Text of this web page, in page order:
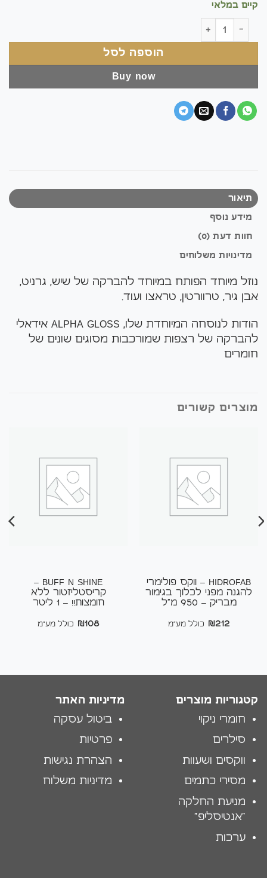
קיים במלאי
כמות של ALFA GLOSS - נוזל מיוחד לתחזוקה של משטחים המטופלים בקריסטליזטורים - 1 ליטר
הוספה לסל
Buy now
תיאור
מידע נוסף
חוות דעת (0)
מדינויות משלוחים
נוזל מיוחד הפותח במיוחד להברקה של שיש, גרניט,
אבן גיר, טרוורטין, טראצו ועוד.
הודות לנוסחה המיוחדת שלו, ALPHA GLOSS אידאלי
להברקה של רצפות שמורכבות מסוגים שונים של
חומרים
מוצרים קשורים
HIDROFAB – ווקס פולימרי
להגנה מפני לכלוך בגימור
מבריק – 950 מ"ל
₪212 כולל מע"מ
BUFF N SHINE –
קריסטליזטור ללא
חומצות!! – 1 ליטר
₪108 כולל מע"מ
קטגוריות מוצרים
חומרי ניקוי
סילרים
ווקסים ושעוות
מסירי כתמים
מניעת החלקה
"אנטיסליפ"
ערכות
מדיניות האתר
ביטול עסקה
פרטיות
הצהרת נגישות
מדיניות משלוח